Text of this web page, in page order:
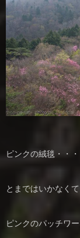
ピンクの絨毯・・・
とまではいかなくて
ピンクのパッチワ